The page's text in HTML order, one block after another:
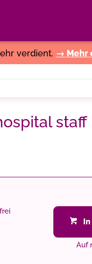
verdient. → Mehr
staff
Auf